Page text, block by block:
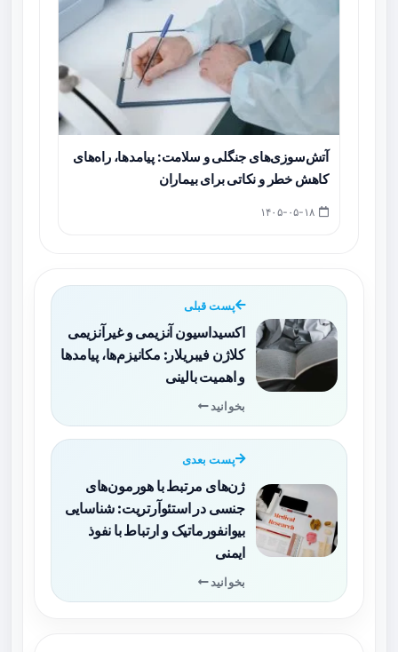
آتش‌سوزی‌های جنگلی و سلامت: پیامدها، راه‌های
کاهش خطر و نکاتی برای بیماران
پست قبلی
اکسیداسیون آنزیمی و غیرآنزیمی
کلاژن فیبریلار: مکانیزم‌ها، پیامدها
و اهمیت بالینی
بخوانید
پست بعدی
ژن‌های مرتبط با هورمون‌های
جنسی در استئوآرتریت: شناسایی
بیوانفورماتیک و ارتباط با نفوذ
ایمنی
بخوانید